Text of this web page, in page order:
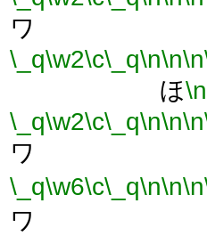
ワ
\_q\w2\c\_q\n\n\n
ほ
\_q\w2\c\_q\n\n\n
ワ
\_q\w6\c\_q\n\n\n
ワ